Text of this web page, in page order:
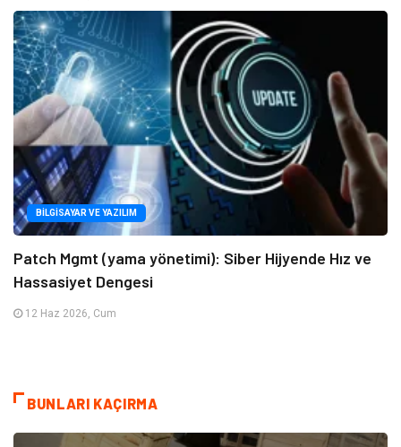
BILGISAYAR VE YAZILIM
Patch Mgmt (yama yönetimi): Siber Hijyende Hız ve
Hassasiyet Dengesi
12 Haz 2026, Cum
BUNLARI KAÇIRMA